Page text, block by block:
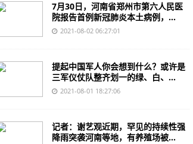
疫情防控形势严峻！广东疾控再次提醒非必
佛罗里达州成美国疫情“震中” 美媒：疫情
美国佛罗里达州单日新增新冠确诊病例激
29评东京奥运：奥运会“四朝元老”终圆梦
23种钢铁产品出口退税取消 钢铁关税再次
7月30日，河南省郑州市第六人民医
院报告首例新冠肺炎本土病例，...
2021-08-02 06:27:01
提起中国军人你会想到什么？或许是
三军仪仗队整齐划一的绿、白、...
2021-08-01 18:27:06
记者：谢艺观近期，罕见的持续性强
降雨突袭河南等地，有养殖场被...